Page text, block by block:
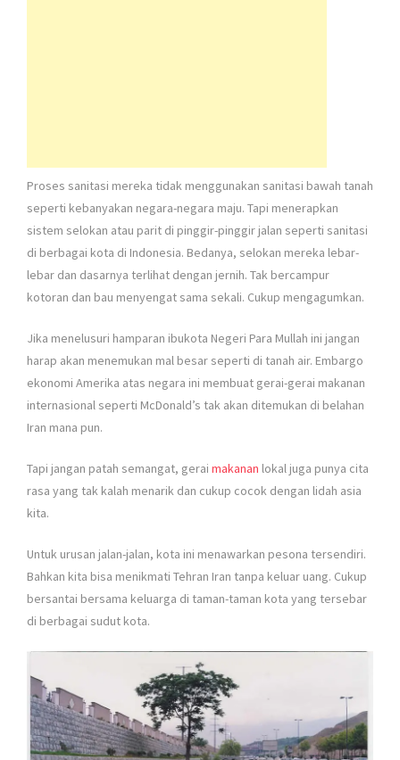
Proses sanitasi mereka tidak menggunakan sanitasi bawah tanah
seperti kebanyakan negara-negara maju. Tapi menerapkan
sistem selokan atau parit di pinggir-pinggir jalan seperti sanitasi
di berbagai kota di Indonesia. Bedanya, selokan mereka lebar-
lebar dan dasarnya terlihat dengan jernih. Tak bercampur
kotoran dan bau menyengat sama sekali. Cukup mengagumkan.
Jika menelusuri hamparan ibukota Negeri Para Mullah ini jangan
harap akan menemukan mal besar seperti di tanah air. Embargo
ekonomi Amerika atas negara ini membuat gerai-gerai makanan
internasional seperti McDonald’s tak akan ditemukan di belahan
Iran mana pun.
Tapi jangan patah semangat, gerai makanan lokal juga punya cita
rasa yang tak kalah menarik dan cukup cocok dengan lidah asia
kita.
Untuk urusan jalan-jalan, kota ini menawarkan pesona tersendiri.
Bahkan kita bisa menikmati Tehran Iran tanpa keluar uang. Cukup
bersantai bersama keluarga di taman-taman kota yang tersebar
di berbagai sudut kota.